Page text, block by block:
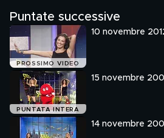
Puntate successive
PROSSIMO VIDEO
10 novembre
PUNTATA INTERA
15 novembre
14 novembre